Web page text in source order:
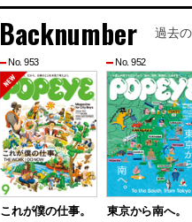
Backnumber 過去
No. 953
これが僕の仕事。
No. 952
東京から南へ。